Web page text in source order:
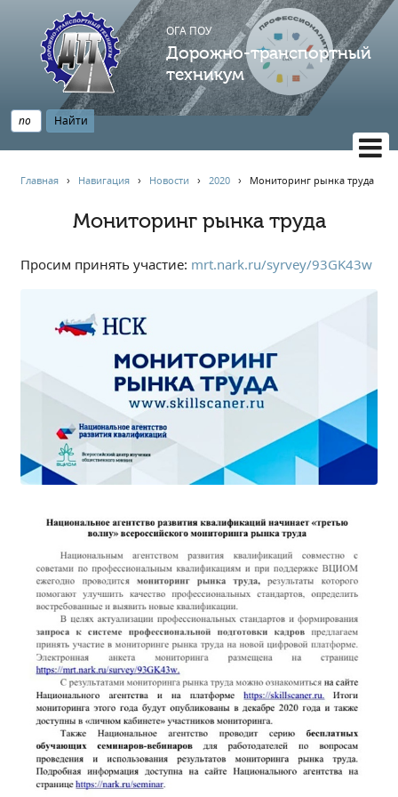
ОГА ПОУ
Дорожно-транспортный
техникум
Главная
Новости
Наблюдательный совет
Информация
Независимая оценка качества
Профориентация
Обращения онлайн
Контакты
Региональный центр по профилактике ДДТТ
Учебно-производственный комплекс
Центр карьеры
Противодействие коррупции
Всероссийское чемпионатное движение
Региональная инновационная площадка
СВЕДЕНИЯ ОБ ОБРАЗОВАТЕЛЬНОЙ ОРГАНИЗАЦИИ
Основные сведения
Структура и органы управления образовательной
организацией
Документы
Главная › Навигация › Новости ›2020 › Мониторинг рынка труда
Мониторинг рынка труда
Просим принять участие: mrt.nark.ru/syrvey/93GK43w